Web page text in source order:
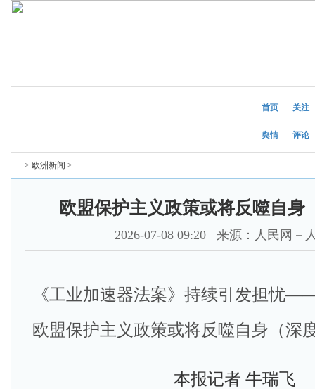
首页 关注
舆情 评论
> 欧洲新闻 >
欧盟保护主义政策或将反噬自身
2026-07-08 09:20 来源：人民网－
《工业加速器法案》持续引发担忧
欧盟保护主义政策或将反噬自身（深
本报记者 牛瑞飞